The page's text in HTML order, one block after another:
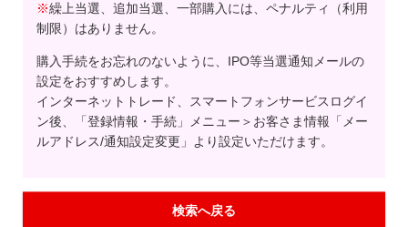
※繰上当選、追加当選、一部購入には、ペナルティ（利用
制限）はありません。
購入手続をお忘れのないように、IPO等当選通知メールの
設定をおすすめします。
インターネットトレード、スマートフォンサービスログイ
ン後、「登録情報・手続」メニュー＞お客さま情報「メー
ルアドレス/通知設定変更」より設定いただけます。
検索へ戻る